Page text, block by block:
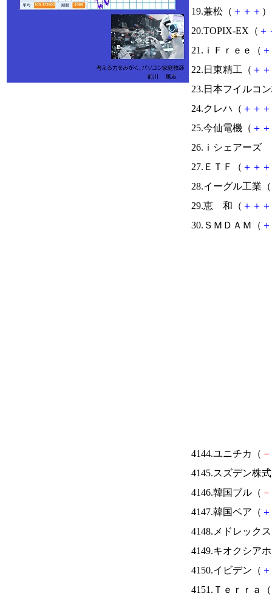
19.兼松（ ＋ ＋ ＋
20.TOPIX-EX（ ＋
21.ｉＦｒｅｅ（ ＋
22.日東精工（ ＋ ＋
23.日本フイルコ
24.クレハ（ ＋ ＋ ＋
25.今仙電機（ ＋ ＋
26.ｉシェアーズ
27.ＥＴＦ（ ＋ ＋ ＋
28.イーグル工業（
29.恵 和（ ＋ ＋ ＋
30.ＳＭＤＡＭ（ ＋
4144.ユニチカ（ －
4145.スズデン株
4146.韓国ブル（ －
4147.韓国ベア（ ＋
4148.メドレック
4149.キオクシア
4150.イビデン（ ＋
4151.Ｔｅｒｒａ（